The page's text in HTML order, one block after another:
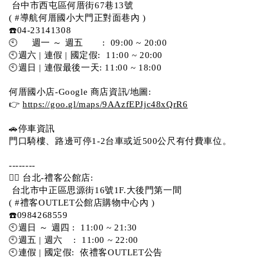
台中市西屯區何厝街67巷13號
( #導航何厝國小大門正對面巷內 )
☎️04-23141308
🕙     週一 ～ 週五       :  09:00 ~ 20:00
🕙週六 | 連假 | 國定假:  11:00 ~ 20:00
🕙週日 | 連假最後一天: 11:00 ~ 18:00
何厝國小店-Google 商店資訊/地圖:
👉 https://goo.gl/maps/9AAzfEPJjc48xQrR6
🚗停車資訊
門口騎樓、路邊可停1-2台車或近500公尺有付費車位。
--------
💁‍♀️ 台北-禮客公館店:
台北市中正區思源街16號1F.大後門第一間
( #禮客OUTLET公館店購物中心內 )
☎️0984268559
🕙週日 ～ 週四 :  11:00 ~ 21:30
🕙週五 | 週六    :  11:00 ~ 22:00
🕙連假 | 國定假:  依禮客OUTLET公告